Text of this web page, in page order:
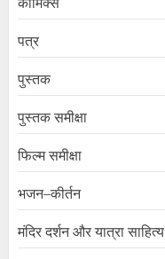
पत्र
पुस्तक
पुस्तक समीक्षा
फिल्म समीक्षा
भजन–कीर्तन
मंदिर दर्शन और यात्रा साहित्य